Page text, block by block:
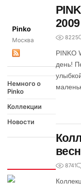
Pinko
Москва
Немного о
Pinko
Коллекции
Новости
2009
8225
PINKO
день!
8741